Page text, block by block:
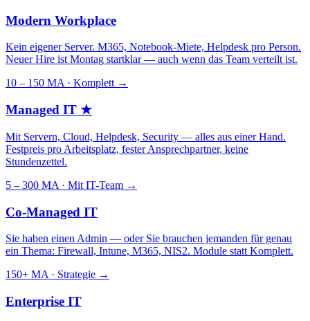
Modern Workplace
Kein eigener Server. M365, Notebook-Miete, Helpdesk pro Person.
Neuer Hire ist Montag startklar — auch wenn das Team verteilt ist.
10 – 150 MA · Komplett →
Managed IT ★
Mit Servern, Cloud, Helpdesk, Security — alles aus einer Hand.
Festpreis pro Arbeitsplatz, fester Ansprechpartner, keine
Stundenzettel.
5 – 300 MA · Mit IT-Team →
Co-Managed IT
Sie haben einen Admin — oder Sie brauchen jemanden für genau
ein Thema: Firewall, Intune, M365, NIS2. Module statt Komplett.
150+ MA · Strategie →
Enterprise IT